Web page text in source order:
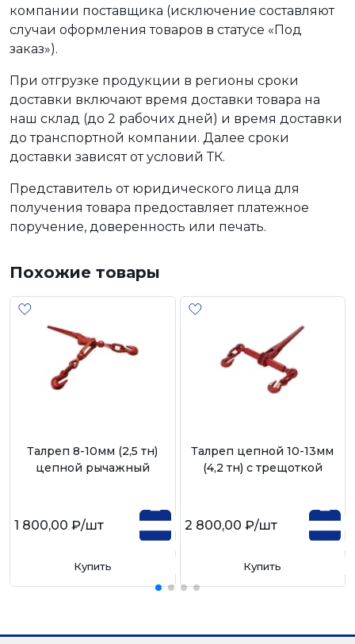
компании поставщика (исключение составляют
случаи оформления товаров в статусе «Под
заказ»).
При отгрузке продукции в регионы сроки
доставки включают время доставки товара на
наш склад (до 2 рабочих дней) и время доставки
до транспортной компании. Далее сроки
доставки зависят от условий ТК.
Представитель от юридического лица для
получения товара предоставляет платежное
поручение, доверенность или печать.
Похожие товары
Талреп 8-10мм (2,5 тн)
цепной рычажный
1 800,00 ₽/шт
Купить
Талреп цепной 10-13мм
(4,2 тн) с трещоткой
2 800,00 ₽/шт
Купить